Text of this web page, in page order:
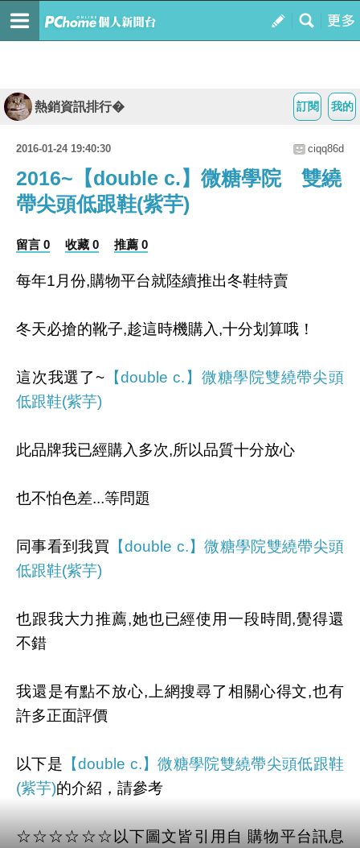
我的
訂閱
熱銷資訊排行�
2016-01-24 19:40:30 ciqq86d
2016~【double c.】微糖學院 雙繞
帶尖頭低跟鞋(紫芋)
留言 0 收藏 0 推薦 0
每年1月份,購物平台就陸續推出冬鞋特賣
冬天必搶的靴子,趁這時機購入,十分划算哦！
這次我選了~【double c.】微糖學院雙繞帶尖頭
低跟鞋(紫芋)
此品牌我已經購入多次,所以品質十分放心
也不怕色差...等問題
同事看到我買 【double c.】微糖學院雙繞帶尖頭
低跟鞋(紫芋)
也跟我大力推薦,她也已經使用一段時間,覺得還
不錯
我還是有點不放心,上網搜尋了相關心得文,也有
許多正面評價
以下是 【double c.】微糖學院雙繞帶尖頭低跟鞋
(紫芋)的介紹，請參考
☆☆☆☆☆☆以下圖文皆引用自 購物平台訊息